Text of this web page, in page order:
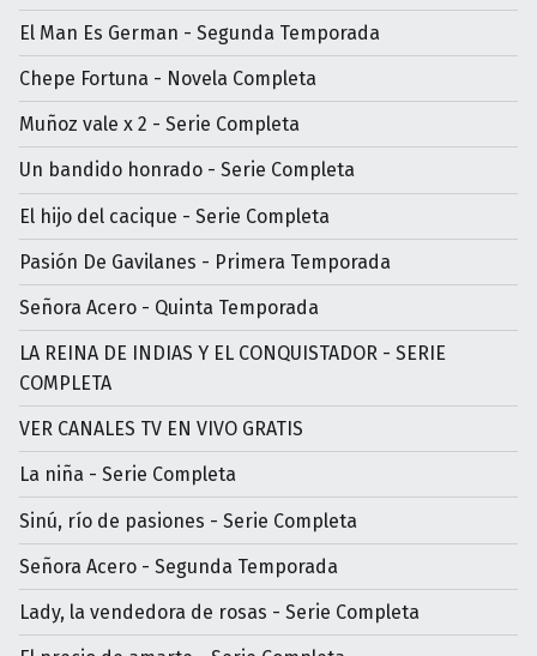
El Man Es German - Segunda Temporada
Chepe Fortuna - Novela Completa
Muñoz vale x 2 - Serie Completa
Un bandido honrado - Serie Completa
El hijo del cacique - Serie Completa
Pasión De Gavilanes - Primera Temporada
Señora Acero - Quinta Temporada
LA REINA DE INDIAS Y EL CONQUISTADOR - SERIE
COMPLETA
VER CANALES TV EN VIVO GRATIS
La niña - Serie Completa
Sinú, río de pasiones - Serie Completa
Señora Acero - Segunda Temporada
Lady, la vendedora de rosas - Serie Completa